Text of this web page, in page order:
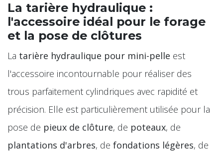
La tarière hydraulique :
l'accessoire idéal pour le forage
et la pose de clôtures
La tarière hydraulique pour mini-pelle est
l'accessoire incontournable pour réaliser des
trous parfaitement cylindriques avec rapidité et
précision. Elle est particulièrement utilisée pour la
pose de pieux de clôture, de poteaux, de
plantations d'arbres, de fondations légères, de